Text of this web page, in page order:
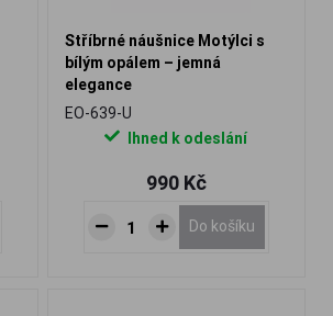
Stříbrné náušnice Motýlci s
bílým opálem – jemná
elegance
EO-639-U
Ihned k odeslání
990 Kč
Do košíku